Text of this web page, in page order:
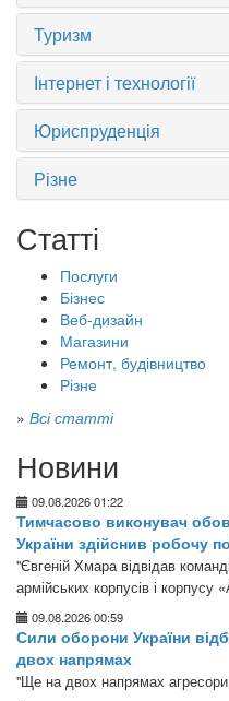
Туризм
Інтернет і технології
Юриспруденція
Різне
Статті
Послуги
Бізнес
Веб-дизайн
Магазини
Ремонт, будівництво
Різне
» Всі статті
Новини
09.08.2026 01:22
Тимчасово виконувач
України здійснив робочу
"Євгеній Хмара відвідав
армійських корпусів і корпусу
09.08.2026 00:59
Сили оборони України
двох напрямах
"Ще на двох напрямах агресори